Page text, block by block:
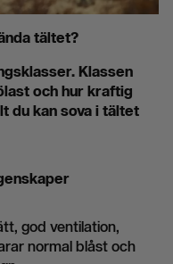
tältet?
Klassen
och hur kraftig
du kan sova i tältet
god ventilation,
normal blåst och